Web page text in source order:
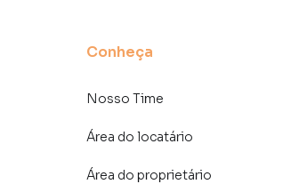
Conheça
Nosso Time
Área do locatário
Área do proprietário